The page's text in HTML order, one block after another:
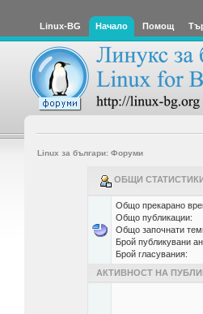
Linux-BG Начало Помощ
Linux за българи: Форуми
ОБЩИ СТАТИСТИКИ
Общо прекарано
Общо публикации:
Общо започнати
Брой публикувани
Брой гласувания:
АКТИВНОСТ НА